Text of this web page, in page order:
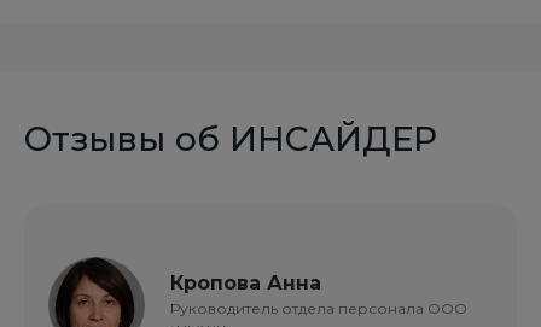
Отзывы об ИНСАЙДЕР
Кропова Анна
Руководитель отдела персонала ООО